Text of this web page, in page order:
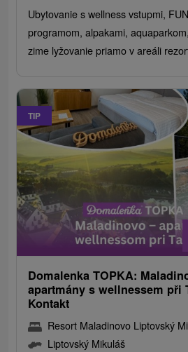
Ubytovanie s wellness vstupmi,
programom, alpakami,
zime lyžovanie priamo v areáli
TIP
Domalenka TOPKA:
apartmány s wellnessem při
Kontakt
Resort Maladinovo Liptovský
Liptovský Mikuláš